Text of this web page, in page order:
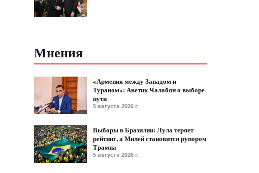
Мнения
«Армения между Западом и
Тураном»: Аветик Чалабян о выборе
пути
5 августа 2026 г.
Выборы в Бразилии: Лула теряет
рейтинг, а Милей становится рупором
Трампа
5 августа 2026 г.